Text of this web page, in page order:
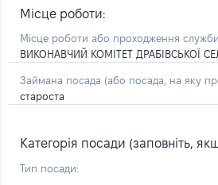
Місце роботи:
Місце роботи або проходження служби
ВИКОНАВЧИЙ КОМІТЕТ ДРАБІВСЬКОЇ
Займана посада (або посада, на яку
староста
Категорія посади (заповніть,
Тип посади: